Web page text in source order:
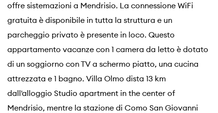
offre sistemazioni a Mendrisio. La connessione WiFi
gratuita è disponibile in tutta la struttura e un
parcheggio privato è presente in loco. Questo
appartamento vacanze con 1 camera da letto è dotato
di un soggiorno con TV a schermo piatto, una cucina
attrezzata e 1 bagno. Villa Olmo dista 13 km
dall'alloggio Studio apartment in the center of
Mendrisio, mentre la stazione di Como San Giovanni